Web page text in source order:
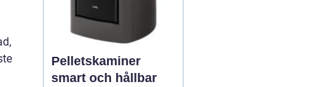
Pelletskaminer
smart och hållbar